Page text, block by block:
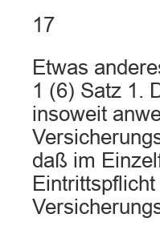
17
Etwas
1 (6) Satz 1.
insoweit
daß im